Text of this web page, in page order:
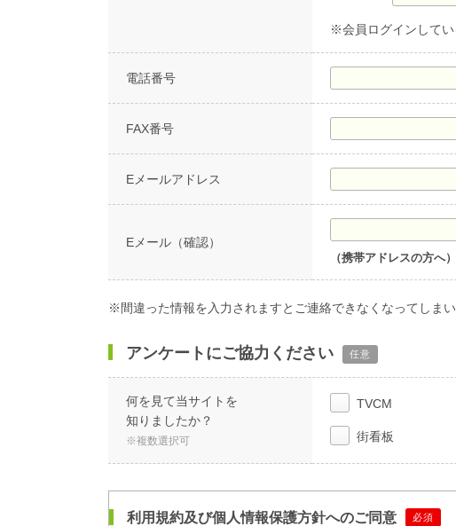
※会員ログインしてい
電話番号
FAX番号
Eメールアドレス
Eメール（確認）
（携帯アドレスの方へ
※間違った情報を入力されますとご連絡できなくなってしまい
アンケートにご協力ください 任意
何を見て当サイトを
知りましたか？
※複数選択可
TVCM
街看板
利用規約及び個人情報保護方針へのご同意 必須